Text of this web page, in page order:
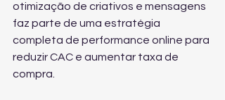
otimização de criativos e mensagens
faz parte de uma estratégia
completa de performance online para
reduzir CAC e aumentar taxa de
compra.